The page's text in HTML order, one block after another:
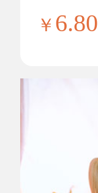
￥ 6.80